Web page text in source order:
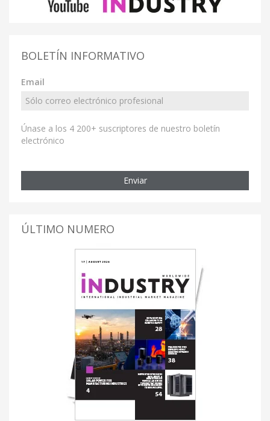
BOLETÍN INFORMATIVO
Email
Únase a los 4 200+ suscriptores de nuestro boletín
electrónico
Enviar
ÚLTIMO NUMERO